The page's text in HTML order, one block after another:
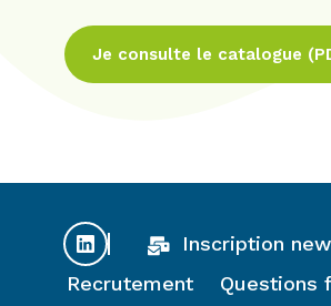
Je consulte le catalogue
Inscription
Recrutement
Questions